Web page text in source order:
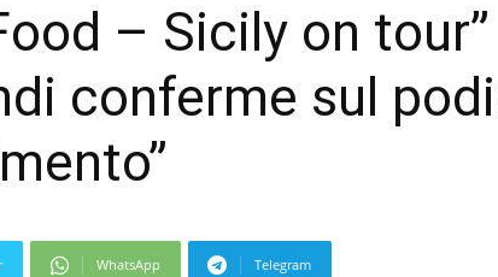
– Sicily on
conferme sul
WhatsApp Telegram